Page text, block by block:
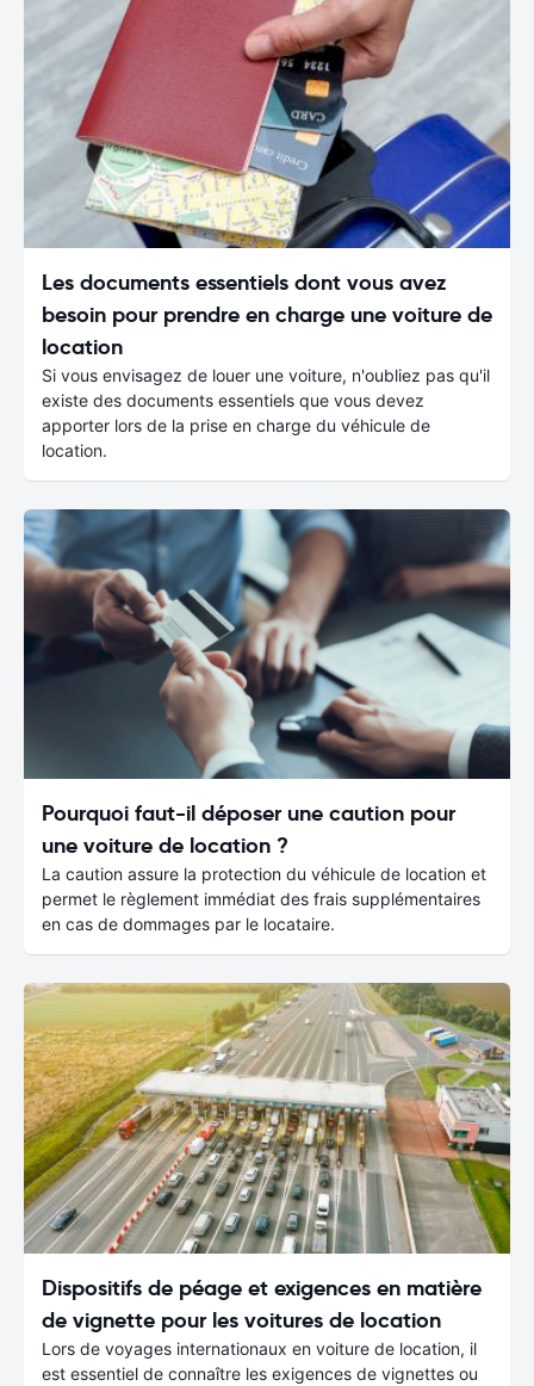
Les documents essentiels dont vous avez
besoin pour prendre en charge une voiture de
location
Si vous envisagez de louer une voiture, n'oubliez pas qu'il
existe des documents essentiels que vous devez
apporter lors de la prise en charge du véhicule de
location.
Pourquoi faut-il déposer une caution pour
une voiture de location ?
La caution assure la protection du véhicule de location et
permet le règlement immédiat des frais supplémentaires
en cas de dommages par le locataire.
Dispositifs de péage et exigences en matière
de vignette pour les voitures de location
Lors de voyages internationaux en voiture de location, il
est essentiel de connaître les exigences de vignettes ou